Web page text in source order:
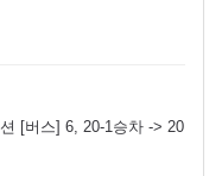
[버스] 6, 20-1승차 -> 20